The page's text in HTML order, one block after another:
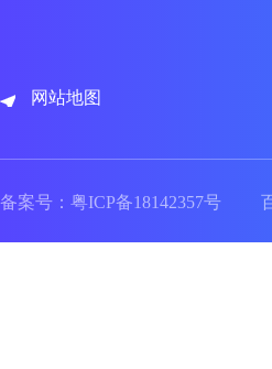
网站地图
备案号： 粤ICP备18142357号 百